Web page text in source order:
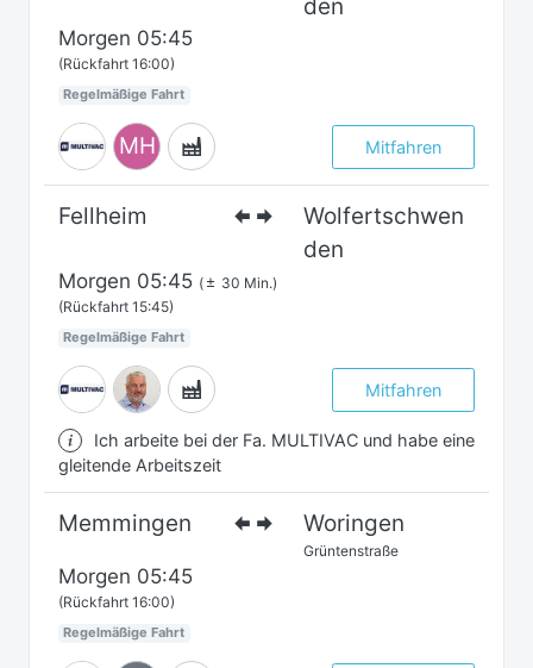
den
Morgen 05:45
(Rückfahrt 16:00)
Regelmäßige Fahrt
MH Mitfahren
Fellheim
Wolfertschwen
den
Morgen 05:45 (
30 Min.)
(Rückfahrt 15:45)
Regelmäßige Fahrt
Mitfahren
Ich arbeite bei der Fa. MULTIVAC und habe eine
gleitende Arbeitszeit
Memmingen Woringen
Grüntenstraße
Morgen 05:45
(Rückfahrt 16:00)
Regelmäßige Fahrt